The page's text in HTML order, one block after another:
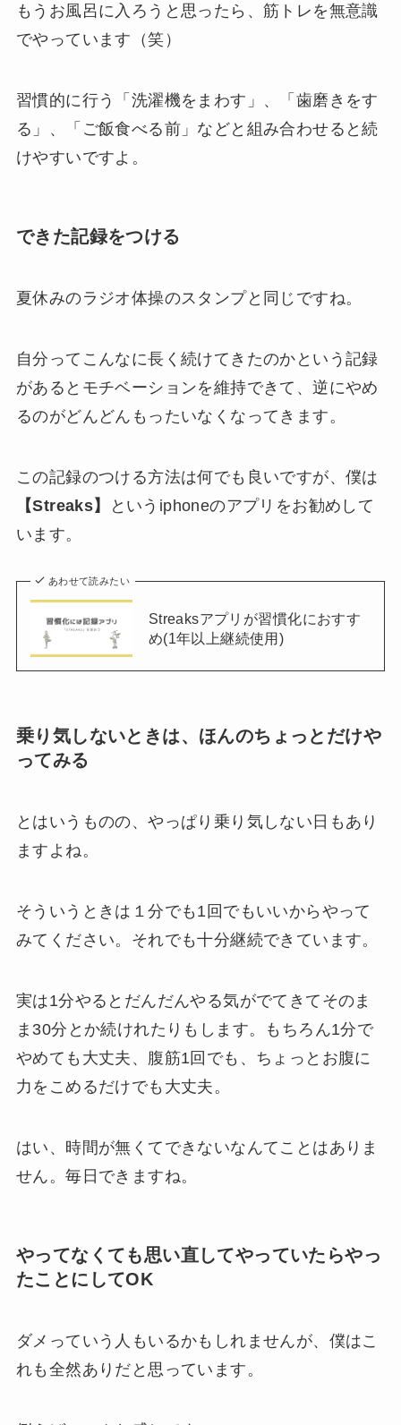
もうお風呂に入ろうと思ったら、筋トレを無意識
でやっています（笑）
習慣的に行う「洗濯機をまわす」、「歯磨きをす
る」、「ご飯食べる前」などと組み合わせると続
けやすいですよ。
できた記録をつける
夏休みのラジオ体操のスタンプと同じですね。
自分ってこんなに長く続けてきたのかという記録
があるとモチベーションを維持できて、逆にやめ
るのがどんどんもったいなくなってきます。
この記録のつける方法は何でも良いですが、僕は
【Streaks】
というiphoneのアプリをお勧めして
います。
あわせて読みたい
Streaksアプリが習慣化におすす
め(1年以上継続使用)
乗り気しないときは、ほんのちょっとだけや
ってみる
とはいうものの、やっぱり乗り気しない日もあり
ますよね。
そういうときは１分でも1回でもいいからやって
みてください。それでも十分継続できています。
実は1分やるとだんだんやる気がでてきてそのま
ま30分とか続けれたりもします。もちろん1分で
やめても大丈夫、腹筋1回でも、ちょっとお腹に
力をこめるだけでも大丈夫。
はい、 時間が無くてできないなんてことはありま
せん。毎日できますね。
やってなくても思い直してやっていたらやっ
たことにしてOK
ダメっていう人もいるかもしれませんが、僕はこ
れも全然ありだと思っています。